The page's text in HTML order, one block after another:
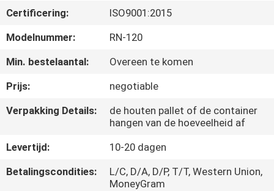
FABRIEKSREIS
CONTACTEER
ONS
VERZOEK
OM EEN
Certificering:
ISO9001:2015
Modelnummer:
RN-120
Min. bestelaantal:
Overeen te komen
Prijs:
negotiable
Verpakking Details:
de houten pallet of de container
hangen van de hoeveelheid af
Levertijd:
10-20 dagen
Betalingscondities:
L/C, D/A, D/P, T/T, Western Union,
MoneyGram